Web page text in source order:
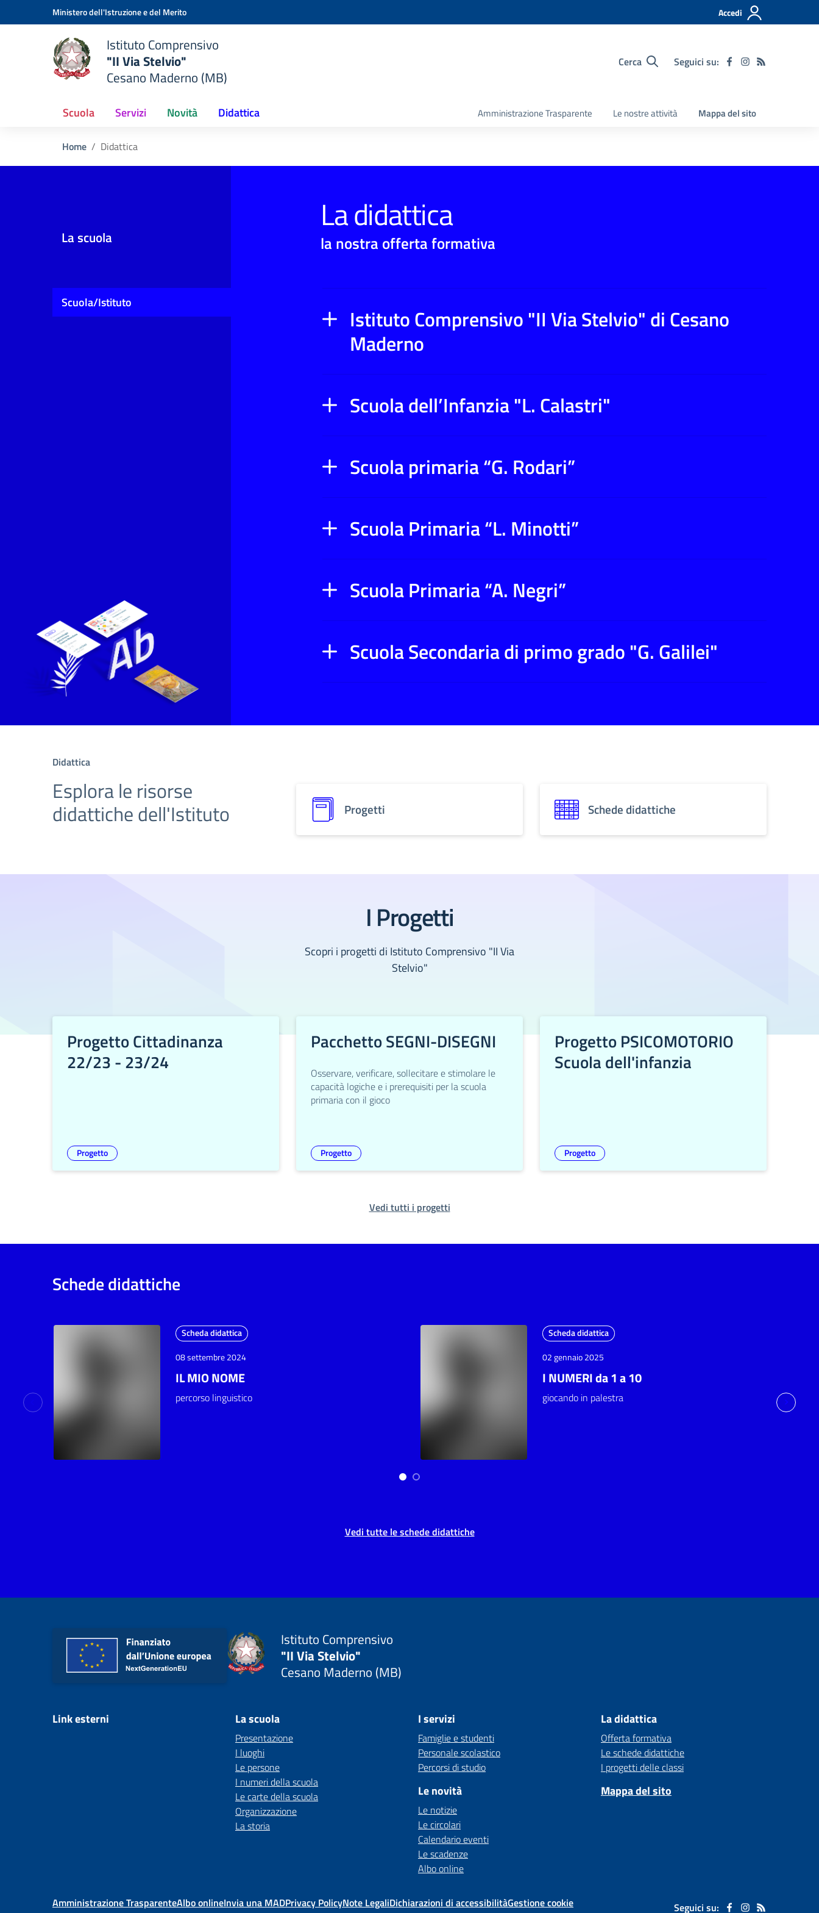
Vai ai contenuti
Vai al menu di navigazioneMinistero dell'Istruzione e del Merito Accedi
Istituto Comprensivo
"II Via Stelvio"
Cesano Maderno (MB)
Cerca Seguici su:
Scuola Servizi Novità Didattica Amministrazione Trasparente Le nostre attività Mappa del sito
Home Didattica
La didattica
la nostra offerta formativa
La scuola
Scuola/Istituto
Istituto Comprensivo "II Via Stelvio" di Cesano
Maderno
Scuola dell’Infanzia "L. Calastri"
Scuola primaria “G. Rodari”
Scuola Primaria “L. Minotti”
Scuola Primaria “A. Negri”
Scuola Secondaria di primo grado "G. Galilei"
Didattica
Esplora le risorse
didattiche dell'Istituto Progetti Schede didattiche
I Progetti
Scopri i progetti di Istituto Comprensivo "II Via
Stelvio"
Progetto Cittadinanza
22/23 - 23/24
Progetto
Pacchetto SEGNI-DISEGNI
Osservare, verificare, sollecitare e stimolare le
capacità logiche e i prerequisiti per la scuola
primaria con il gioco
Progetto
Progetto PSICOMOTORIO
Scuola dell'infanzia
Progetto
Vedi tutti i progetti
Schede didattiche
Scheda didattica
08 settembre 2024
IL MIO NOME
percorso linguistico
Scheda didattica
02 gennaio 2025
I NUMERI da 1 a 10
giocando in palestra
Vedi tutte le schede didattiche
Istituto Comprensivo
"II Via Stelvio"
Cesano Maderno (MB)
Link esterni La scuola
Presentazione
I luoghi
Le persone
I numeri della scuola
Le carte della scuola
Organizzazione
La storia
I servizi
Famiglie e studenti
Personale scolastico
Percorsi di studio
Le novità
Le notizie
Le circolari
Calendario eventi
Le scadenze
Albo online
La didattica
Offerta formativa
Le schede didattiche
I progetti delle classi
Mappa del sito
Amministrazione TrasparenteAlbo onlineInvia una MADPrivacy PolicyNote LegaliDichiarazioni di accessibilitàGestione cookie Seguici su: